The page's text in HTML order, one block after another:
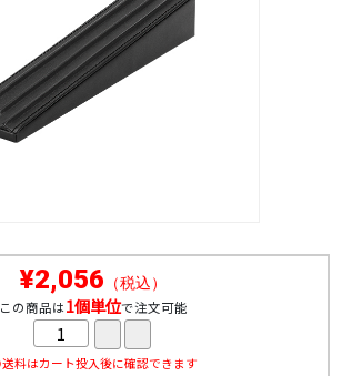
¥2,056 （税込）
この商品は1個単位で注文可能
送料はカート投入後に確認できます